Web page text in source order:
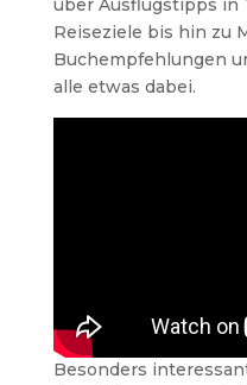
über Ausflugstipps in
Reiseziele bis hin zu
Buchempfehlungen
alle etwas dabei.
Besonders